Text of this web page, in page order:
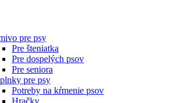
pre psy
Pre šteniatka
Pre dospelých psov
Pre seniora
pre psy
Potreby na kŕmenie psov
Hračky